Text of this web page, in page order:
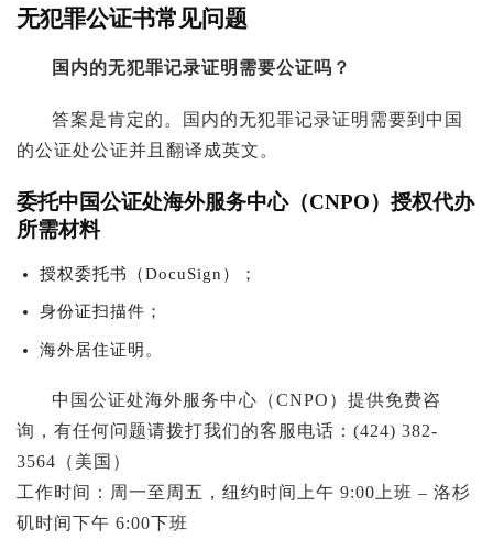
无犯罪公证书常见问题
国内的无犯罪记录证明需要公证吗？
答案是肯定的。国内的无犯罪记录证明需要到中国
的公证处公证并且翻译成英文。
委托中国公证处海外服务中心（CNPO）授权代办
所需材料
授权委托书（DocuSign）；
身份证扫描件；
海外居住证明。
中国公证处海外服务中心（CNPO）提供免费咨
询，有任何问题请拨打我们的客服电话：(424) 382-
3564（美国）
工作时间：周一至周五，纽约时间上午 9:00上班 – 洛杉
矶时间下午 6:00下班